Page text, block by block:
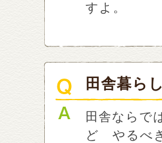
すよ。
田舎暮ら
田舎ならで
ど やるべ